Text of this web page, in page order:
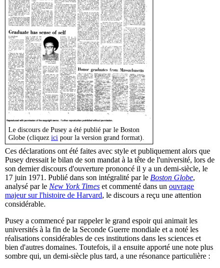
Le discours de Pusey a été publié par le Boston
Globe (cliquez ici pour la version grand format).
Ces déclarations ont été faites avec style et publiquement alors que
Pusey dressait le bilan de son mandat à la tête de l'université, lors de
son dernier discours d'ouverture prononcé il y a un demi-siècle, le
17 juin 1971. Publié dans son intégralité par le Boston Globe,
analysé par le New York Times et commenté dans un ouvrage
majeur sur l'histoire de Harvard, le discours a reçu une attention
considérable.
Pusey a commencé par rappeler le grand espoir qui animait les
universités à la fin de la Seconde Guerre mondiale et a noté les
réalisations considérables de ces institutions dans les sciences et
bien d'autres domaines. Toutefois, il a ensuite apporté une note plus
sombre qui, un demi-siècle plus tard, a une résonance particulière :